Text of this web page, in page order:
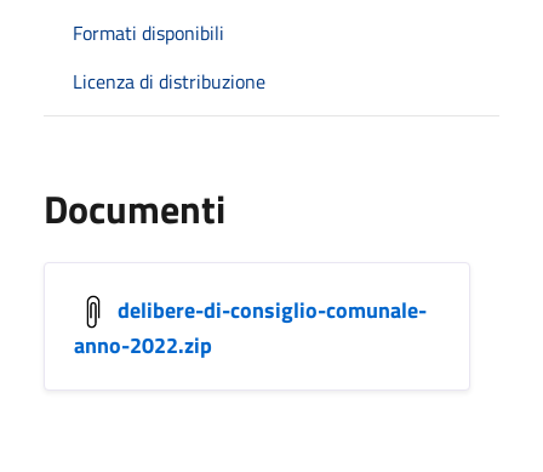
Formati disponibili
Licenza di distribuzione
Documenti
delibere-di-consiglio-comunale-
anno-2022.zip